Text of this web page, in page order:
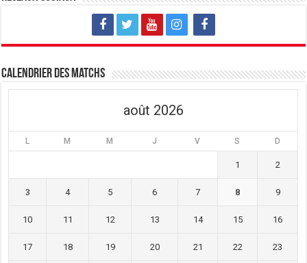
Calendrier des matchs
août 2026
L M M J V S D
1 2
3 4 5 6 7 8 9
10 11 12 13 14 15 16
17 18 19 20 21 22 23